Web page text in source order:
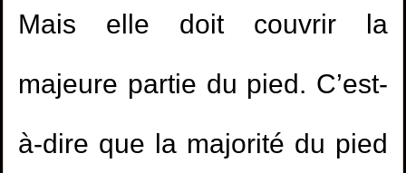
Mais elle doit couvrir la
majeure partie du pied. C’est-
à-dire que la majorité du pied